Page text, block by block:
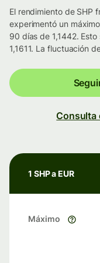
El rendimiento de SHP
experimentó un
90 días de 1,1442.
1,1611. La fluctuación
Consulta
1 SHP a EUR
Máximo